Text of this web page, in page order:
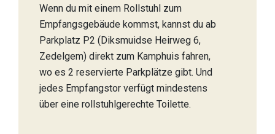
Wenn du mit einem Rollstuhl zum
Empfangsgebäude kommst, kannst du ab
Parkplatz P2 (Diksmuidse Heirweg 6,
Zedelgem) direkt zum Kamphuis fahren,
wo es 2 reservierte Parkplätze gibt. Und
jedes Empfangstor verfügt mindestens
über eine rollstuhlgerechte Toilette.